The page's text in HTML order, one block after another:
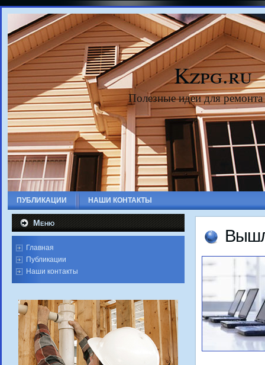
Kzpg.ru
Полезные идеи для
ПУБЛИКАЦИИ НАШИ КОНТАКТЫ
Меню
Главная
Публикации
Наши контакты